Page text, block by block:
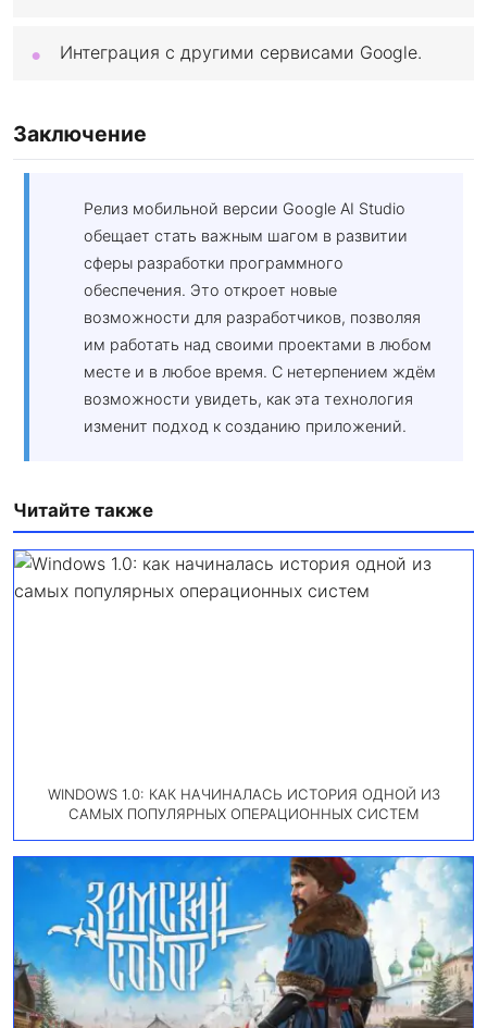
Интеграция с другими сервисами Google.
Заключение
Релиз мобильной версии Google AI Studio
обещает стать важным шагом в развитии
сферы разработки программного
обеспечения. Это откроет новые
возможности для разработчиков, позволяя
им работать над своими проектами в любом
месте и в любое время. С нетерпением ждём
возможности увидеть, как эта технология
изменит подход к созданию приложений.
Читайте также
WINDOWS 1.0: КАК НАЧИНАЛАСЬ ИСТОРИЯ ОДНОЙ ИЗ
САМЫХ ПОПУЛЯРНЫХ ОПЕРАЦИОННЫХ СИСТЕМ